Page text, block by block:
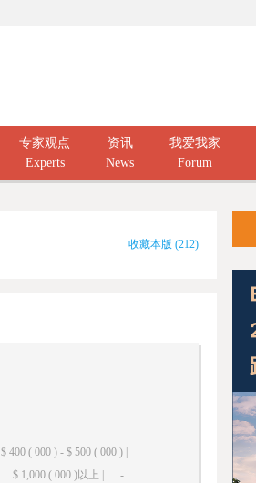
专家观点
Experts
资讯
News
我爱我家
Forum
收藏本版 (212)
$ 400 ( 000 ) - $ 500 ( 000 ) |
$ 1,000 ( 000 )以上 | -